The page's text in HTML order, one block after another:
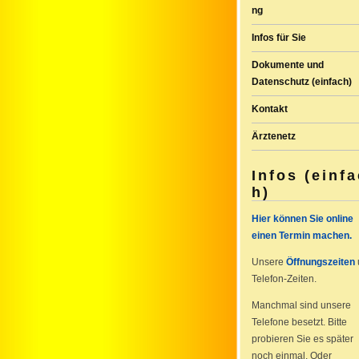
ng
Infos für Sie
Dokumente und
Datenschutz (einfach)
Kontakt
Ärztenetz
Infos
h)
Hier können Sie online
einen Termin machen.
Unsere Öffnungszeiten
Telefon-Zeiten.
Manchmal sind unsere
Telefone besetzt. Bitte
probieren Sie es später
noch einmal. Oder